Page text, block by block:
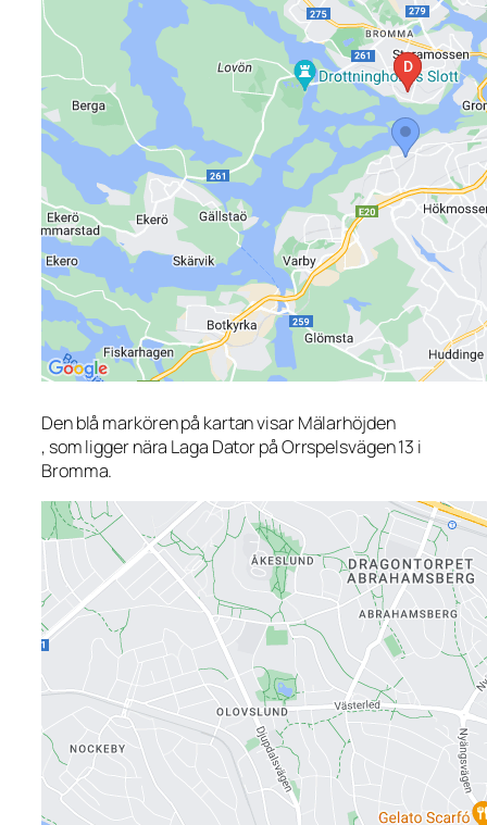
Den blå markören på kartan visar Mälarhöjden
, som ligger nära Laga Dator på Orrspelsvägen 13 i
Bromma.